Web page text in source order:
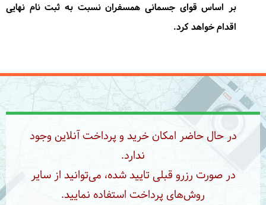
بر اساس قوای جسمانی همسفران نسبت به ثبت نام نهایی
اقدام خواهد کرد.
در حال حاضر امکان خرید و پرداخت آنلاین وجود
ندارد.
در صورت رزرو قبلی تایید شده، می‌توانید از سایر
روش‌های پرداخت استفاده نمایید.